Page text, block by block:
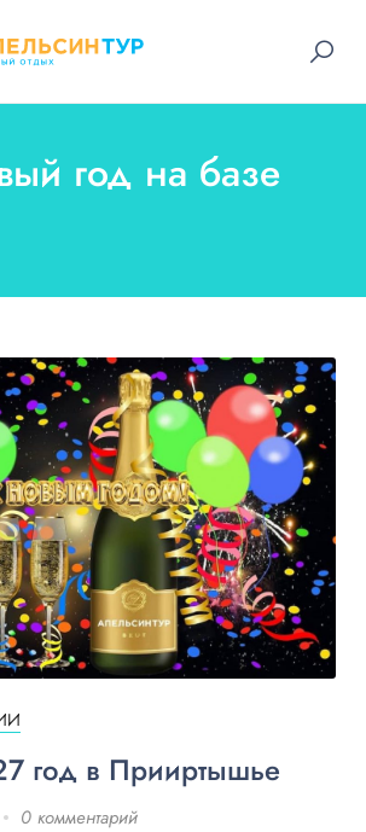
год на базе
год в Прииртышье
0 комментарий